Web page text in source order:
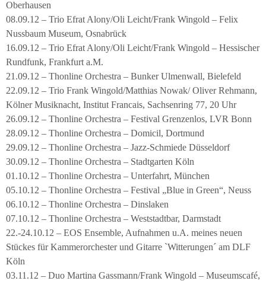
Oberhausen
08.09.12 – Trio Efrat Alony/Oli Leicht/Frank Wingold – Felix
Nussbaum Museum, Osnabrück
16.09.12 – Trio Efrat Alony/Oli Leicht/Frank Wingold – Hessischer
Rundfunk, Frankfurt a.M.
21.09.12 – Thonline Orchestra – Bunker Ulmenwall, Bielefeld
22.09.12 – Trio Frank Wingold/Matthias Nowak/ Oliver Rehmann,
Kölner Musiknacht, Institut Francais, Sachsenring 77, 20 Uhr
26.09.12 – Thonline Orchestra – Festival Grenzenlos, LVR Bonn
28.09.12 – Thonline Orchestra – Domicil, Dortmund
29.09.12 – Thonline Orchestra – Jazz-Schmiede Düsseldorf
30.09.12 – Thonline Orchestra – Stadtgarten Köln
01.10.12 – Thonline Orchestra – Unterfahrt, München
05.10.12 – Thonline Orchestra – Festival „Blue in Green“, Neuss
06.10.12 – Thonline Orchestra – Dinslaken
07.10.12 – Thonline Orchestra – Weststadtbar, Darmstadt
22.-24.10.12 – EOS Ensemble, Aufnahmen u.A. meines neuen
Stückes für Kammerorchester und Gitarre `Witterungen´ am DLF
Köln
03.11.12 – Duo Martina Gassmann/Frank Wingold – Museumscafé,